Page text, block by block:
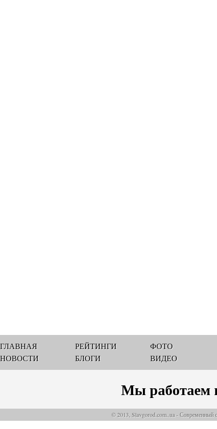
ГЛАВНАЯ
НОВОСТИ
РЕЙТИНГИ
БЛОГИ
ФОТО
ВИДЕО
Мы работаем
© 2013, Slavgorod.com..ua - Современный